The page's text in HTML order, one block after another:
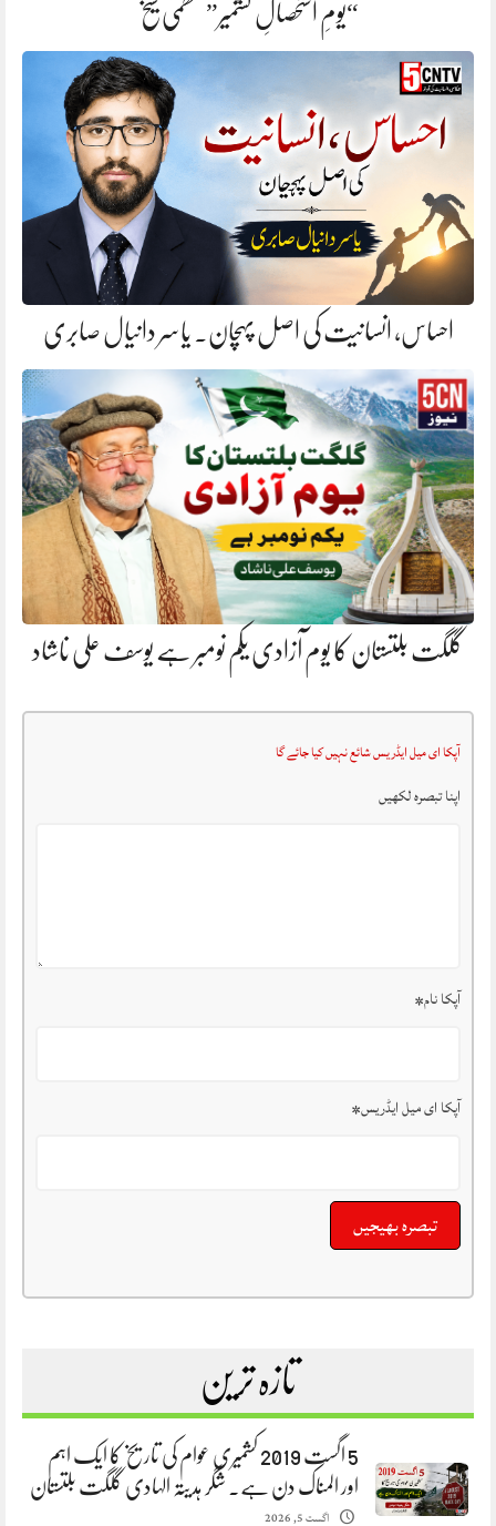
“یومِ استحصالِ کشمیر” عظمیٰ شیخ
احساس، انسانیت کی اصل پہچان. یاسر دانیال صابری
گلگت بلتستان کا یوم آزادی یکم نومبر ہے یوسف علی ناشاد
آپکا ای میل ایڈریس شائع نہیں کیا جائے گا
اپنا تبصرہ لکھیں
آپکا نام*
آپکا ای میل ایڈریس*
تازہ ترین
5 اگست 2019 کشمیری عوام کی تاریخ کا ایک اہم
اور المناک دن ہے. شگر ہدیتہ الہادی گلگت بلتستان
اگست 5, 2026